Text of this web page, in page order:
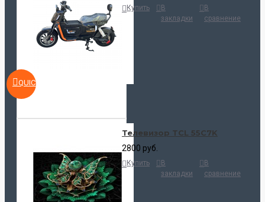
QUICKVIEW
Купить
В
закладки
В
сравнение
Телевизор TCL 55C7K
2800 руб.
Купить
В
закладки
В
сравнение